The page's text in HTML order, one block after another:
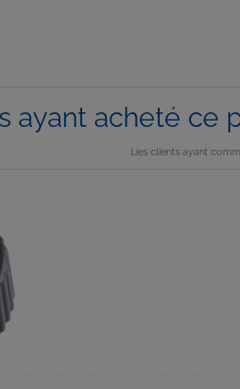
ayant acheté ce
Lies clients ayant